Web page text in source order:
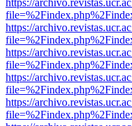
https://
https://
https://
https://
https://